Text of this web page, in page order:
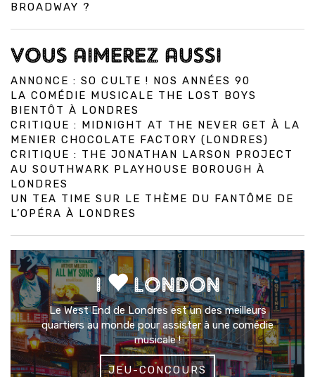
BROADWAY ?
VOUS AIMEREZ AUSSI
ANNONCE : SO CULTE ! NOS ANNÉES 90
LA COMÉDIE MUSICALE THE LOST BOYS
BIENTÔT À LONDRES
CRITIQUE : MIDNIGHT AT THE NEVER GET À LA
MENIER CHOCOLATE FACTORY (LONDRES)
CRITIQUE : THE JONATHAN LARSON PROJECT
AU SOUTHWARK PLAYHOUSE BOROUGH À
LONDRES
UN TEA TIME SUR LE THÈME DU FANTÔME DE
L’OPÉRA À LONDRES
I LONDON
Le West End de Londres est un des meilleurs
quartiers au monde pour assister à une comédie
musicale !
JEU-CONCOURS